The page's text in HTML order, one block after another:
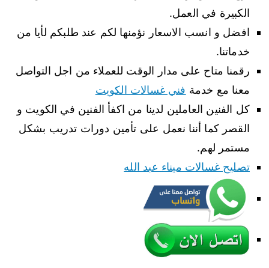
الكبيرة في العمل.
افضل و انسب الاسعار نؤمنها لكم عند طلبكم لأيا من
خدماتنا.
رقمنا متاح على مدار الوقت للعملاء من اجل التواصل
معنا مع خدمة فني غسالات الكويت
كل الفنين العاملين لدينا من اكفأ الفنين في الكويت و
القصر كما أننا نعمل على تأمين دورات تدريب بشكل
مستمر لهم.
تصليح غسالات ميناء عبد الله